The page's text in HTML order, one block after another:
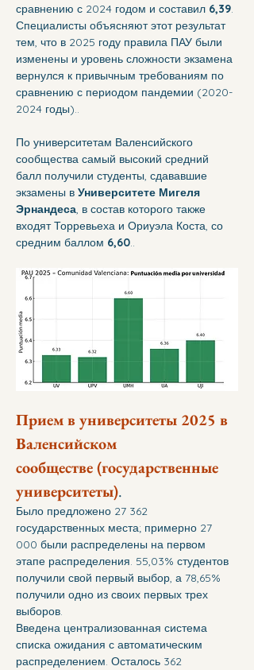
сравнению с 2024 годом и составил 6,39.
Специалисты объясняют этот результат
тем, что в 2025 году правила ПАУ были
изменены и уровень сложности экзамена
вернулся к привычным требованиям по
сравнению с периодом пандемии (2020-
2024 годы)..
По университетам Валенсийского
сообщества самый высокий средний
балл получили студенты, сдававшие
экзамены в Университете Мигеля
Эрнандеса, в состав которого также
входят Торревьеха и Ориуэла Коста, со
средним баллом 6,60..
Прием в университеты 2025 в
Валенсийском
сообществе(государственные
университеты).
Было предложено 27 362
государственных места; примерно 27
000 были распределены на первом
этапе распределения. 55,03% студентов
получили свой первый выбор, а 78,65%
получили одно из своих первых трех
выборов.
Введена централизованная система
списка ожидания с автоматическим
распределением. Осталось 362